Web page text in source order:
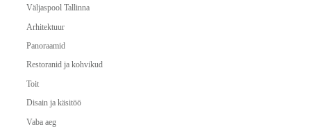
Väljaspool Tallinna
Arhitektuur
Panoraamid
Restoranid ja kohvikud
Toit
Disain ja käsitöö
Vaba aeg